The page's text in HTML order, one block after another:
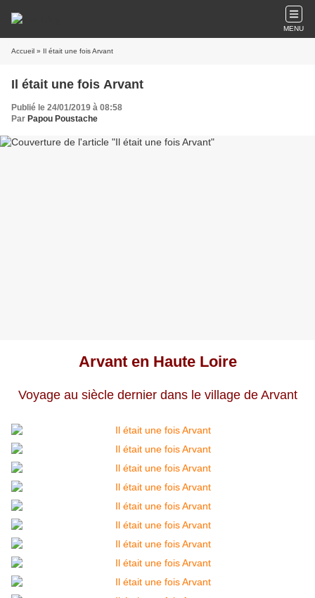
MENU
Accueil » Il était une fois Arvant
Il était une fois Arvant
Publié le 24/01/2019 à 08:58
Par Papou Poustache
Arvant en Haute Loire
Voyage au siècle dernier dans le village de Arvant